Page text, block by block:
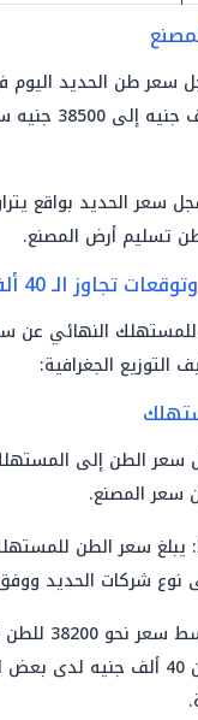
سعر طن الحديد
تتراوح ما بين
الـ 40 ألف جنيه
النهائي عن
التوزيع الجغرافية:
المصنع.
نوع شركات الحديد
الحد الأقصى:
يصل السعر لأكثر من 40 ألف